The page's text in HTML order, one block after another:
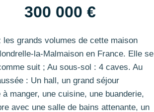
300 000 €
les grands volumes de cette maison
la-Malmaison en France. Elle se
suit ; Au sous-sol : 4 caves. Au
: Un hall, un grand séjour
manger, une cuisine, une buanderie,
avec une salle de bains attenante, un